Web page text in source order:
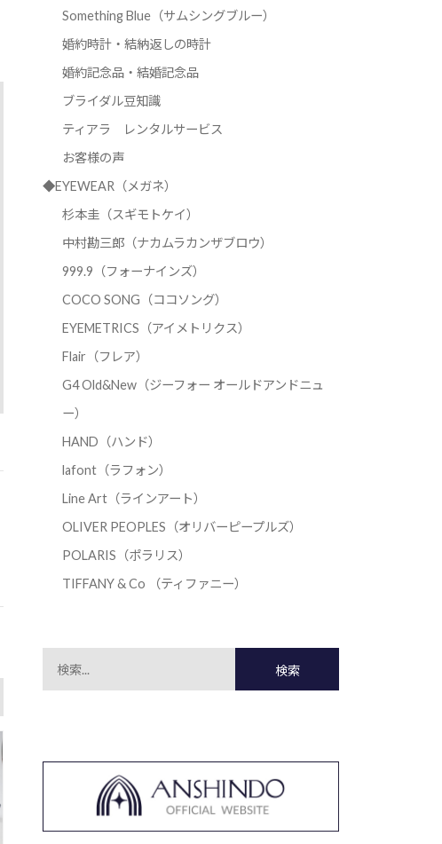
Something Blue（サムシングブルー）
婚約時計・結納返しの時計
婚約記念品・結婚記念品
ブライダル豆知識
ティアラ レンタルサービス
お客様の声
◆EYEWEAR（メガネ）
杉本圭（スギモトケイ）
中村勘三郎（ナカムラカンザブロウ）
999.9（フォーナインズ）
COCO SONG（ココソング）
EYEMETRICS（アイメトリクス）
Flair（フレア）
G4 Old&New（ジーフォー オールドアンドニュ
ー）
HAND（ハンド）
lafont（ラフォン）
Line Art（ラインアート）
OLIVER PEOPLES（オリバーピープルズ）
POLARIS（ポラリス）
TIFFANY & Co （ティファニー）